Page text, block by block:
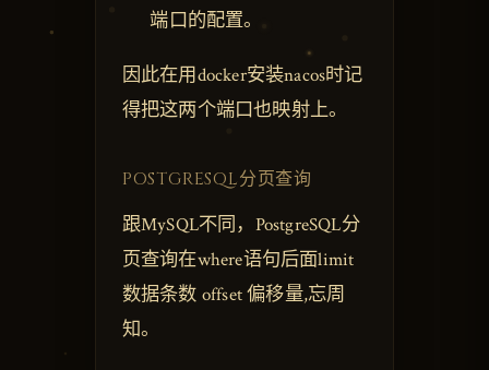
端口的配置。
因此在用docker安装nacos时记
得把这两个端口也映射上。
POSTGRESQL分页查询
跟MySQL不同，PostgreSQL分
页查询在where语句后面limit
数据条数 offset 偏移量,忘周
知。